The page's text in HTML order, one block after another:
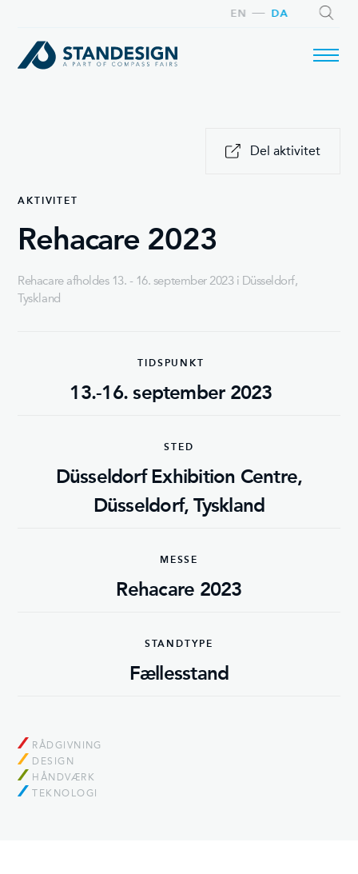
DA
EN
AKTIVITET
Rehacare 2023
Rehacare afholdes 13. - 16. september 2023 i Düsseldorf,
Tyskland
Del aktivitet
TIDSPUNKT
13.-16. september 2023
STED
Düsseldorf Exhibition Centre,
Düsseldorf, Tyskland
MESSE
Rehacare 2023
STANDTYPE
Fællesstand
RÅDGIVNING
DESIGN
HÅNDVÆRK
TEKNOLOGI